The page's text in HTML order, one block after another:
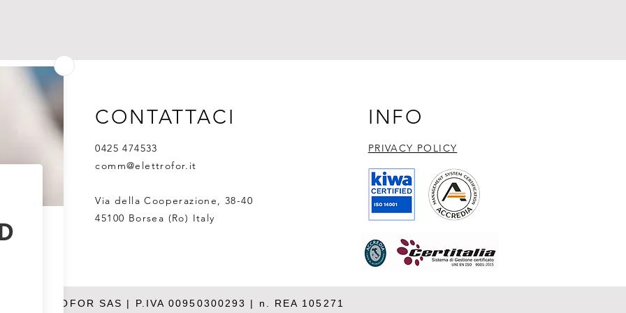
CONTATTACI
0425 474533
comm@elettrofor.it
Via della Cooperazione, 38-40
45100 Borsea (Ro) Italy
INFO
PRIVACY POLICY​
ELETTROFOR SAS | P.IVA 00950300293 | n. REA 105271